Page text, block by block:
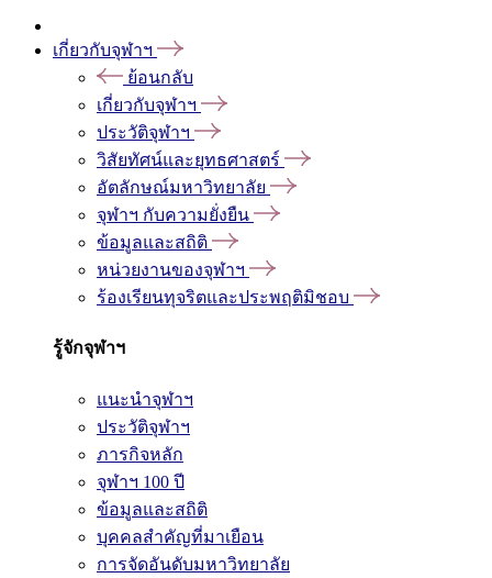
เกี่ยวกับจุฬาฯ
ย้อนกลับ
เกี่ยวกับจุฬาฯ
ประวัติจุฬาฯ
วิสัยทัศน์และยุทธศาสตร์
อัตลักษณ์มหาวิทยาลัย
จุฬาฯ กับความยั่งยืน
ข้อมูลและสถิติ
หน่วยงานของจุฬาฯ
ร้องเรียนทุจริตและประพฤติมิชอบ
รู้จักจุฬาฯ
แนะนำจุฬาฯ
ประวัติจุฬาฯ
ภารกิจหลัก
จุฬาฯ 100 ปี
ข้อมูลและสถิติ
บุคคลสำคัญที่มาเยือน
การจัดอันดับมหาวิทยาลัย